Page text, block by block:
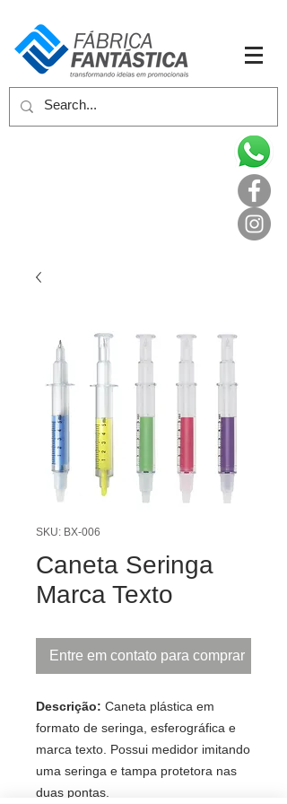
SKU: BX-006
Caneta Seringa
Marca Texto
Entre em contato para comprar
Descrição: Caneta plástica em
formato de seringa, esferográfica e
marca texto. Possui medidor imitando
uma seringa e tampa protetora nas
duas pontas.